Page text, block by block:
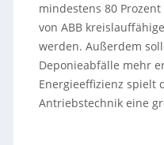
mindestens 80
von ABB
werden. Außerdem
Deponieabfälle mehr
Energieeffizienz spielt
Antriebstechnik eine